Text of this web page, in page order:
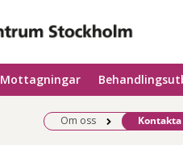
Mottagningar
Om oss Befintlig
Kontakta